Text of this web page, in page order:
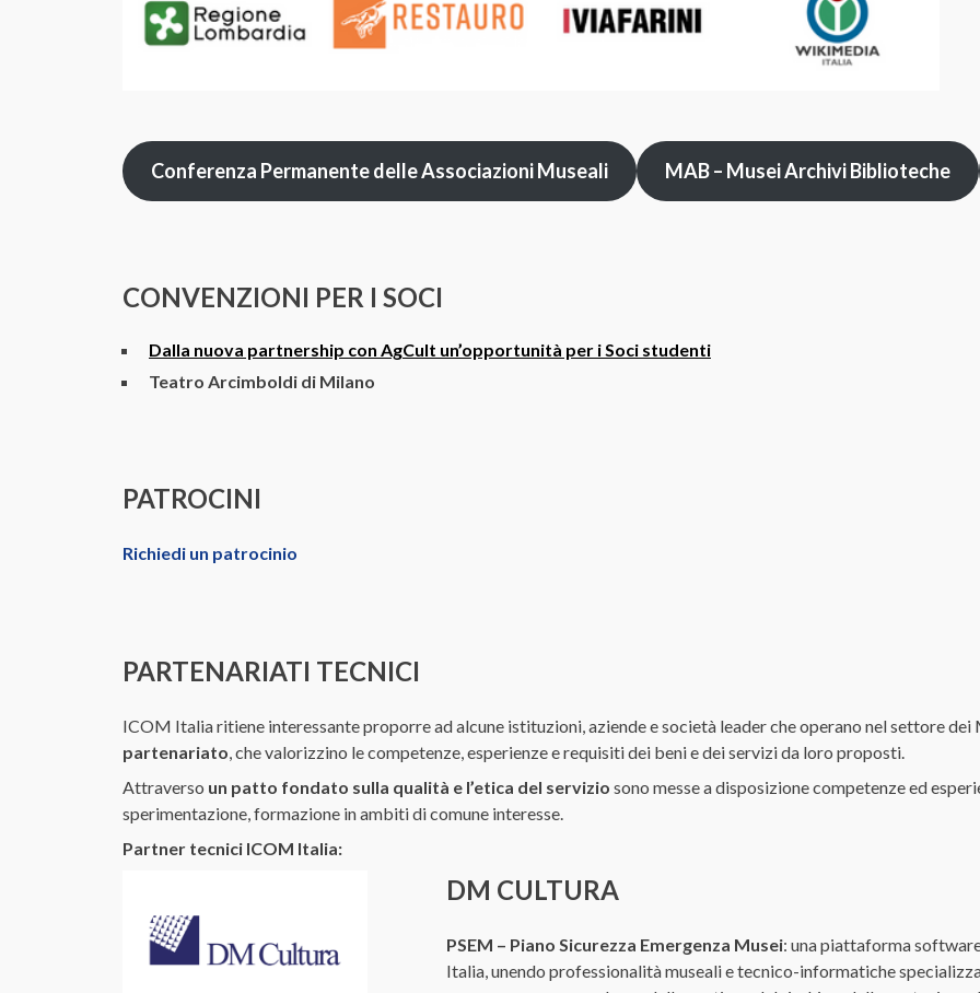
Conferenza Permanente delle Associazioni Museali MAB – Musei Archivi Biblioteche
CONVENZIONI PER I SOCI
Dalla nuova partnership con AgCult un’opportunità per i Soci studenti
Teatro Arcimboldi di Milano
PATROCINI
Richiedi un patrocinio
PARTENARIATI TECNICI
ICOM Italia ritiene interessante proporre ad alcune istituzioni, aziende e società leader che operano nel settore
partenariato, che valorizzino le competenze, esperienze e requisiti dei beni e dei servizi da loro proposti.
Attraverso un patto fondato sulla qualità e l’etica del servizio sono messe a disposizione competenze ed
sperimentazione, formazione in ambiti di comune interesse.
Partner tecnici ICOM Italia:
DM CULTURA
PSEM – Piano Sicurezza Emergenza Musei: una piattaforma
Italia, unendo professionalità museali e tecnico-informatiche